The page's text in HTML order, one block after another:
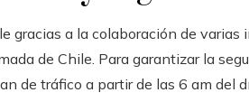
gracias a la colaboración de
de Chile. Para garantizar la
de tráfico a partir de las 6 am del